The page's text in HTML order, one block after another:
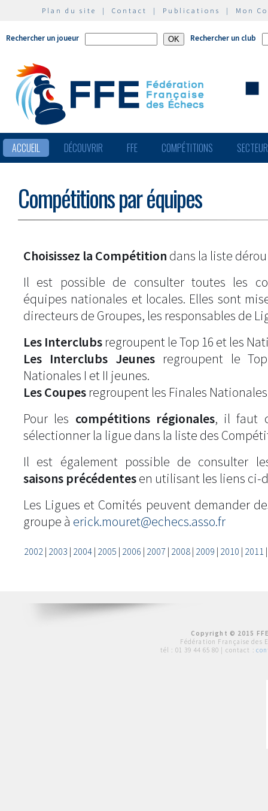
Plan du site | Contact | Publications | Mon
Rechercher un joueur Rechercher un club
ACCUEIL DÉCOUVRIR FFE COMPÉTITIONS
Compétitions par équipes
Choisissez la Compétition dans la liste
Il est possible de consulter toutes les
équipes nationales et locales. Elles sont
directeurs de Groupes, les responsables de
Les Interclubs regroupent le Top 16 et les
Les Interclubs Jeunesregroupent le
Nationales I et II jeunes.
Les Coupes regroupent les Finales
Pour les compétitions régionales, il faut
sélectionner la ligue dans la liste des
Il est également possible de consulter
saisons précédentesen utilisant les liens ci-
Les Ligues et Comités peuvent demander
groupe à erick.mouret@echecs.asso.fr
2002| 2003 | 2004| 2005 | 2006 | 2007 | 2008| 2009 | 2010 | 2011
Copyright © 2015
Fédération Française des
tél : 01 39 44 65 80 | contact :